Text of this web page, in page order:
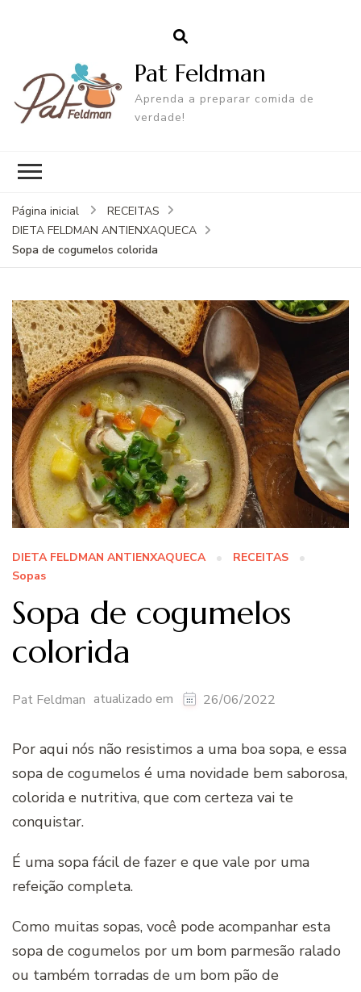
Pat Feldman
Aprenda a preparar comida de
verdade!
Página inicial
RECEITAS
DIETA FELDMAN ANTIENXAQUECA
Sopa de cogumelos colorida
DIETA FELDMAN ANTIENXAQUECA
RECEITAS
Sopas
Sopa de cogumelos
colorida
Pat Feldman atualizado em 26/06/2022
Por aqui nós não resistimos a uma boa sopa, e essa
sopa de cogumelos é uma novidade bem saborosa,
colorida e nutritiva, que com certeza vai te
conquistar.
É uma sopa fácil de fazer e que vale por uma
refeição completa.
Como muitas sopas, você pode acompanhar esta
sopa de cogumelos por um bom parmesão ralado
ou também torradas de um bom pão de